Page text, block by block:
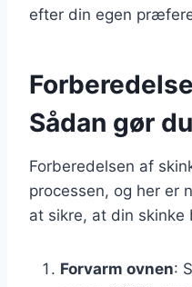
efter din egen
Sådan gør du
Forberedelsen af
processen, og her er
at sikre, at din skinke
Forvarm ovnen: